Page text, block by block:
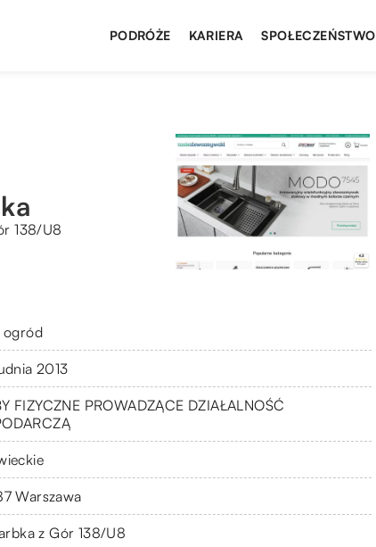
PODRÓŻE KARIERA SPOŁECZEŃSTWO
138/U8
ogród
2013
FIZYCZNE PROWADZĄCE DZIAŁALNOŚĆ
Warszawa
z Gór 138/U8